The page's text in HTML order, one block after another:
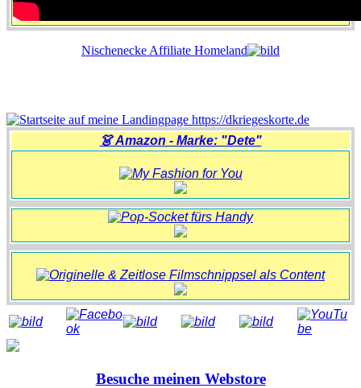
Nischenecke Affiliate Homeland
👗 Amazon - Marke: "Dete"
Besuche meinen Webstore